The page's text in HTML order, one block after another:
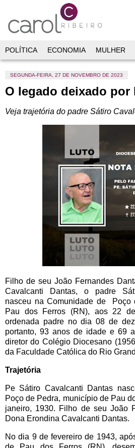
POLÍTICA ECONOMIA MULHER
SEGUNDA-FEIRA, 27 DE NOVEMBRO DE 2023
O legado deixado por
Veja trajetória do padre Sátiro
Filho de seu João Fernandes
Cavalcanti Dantas, o padre
nasceu na Comunidade de Poço
Pau dos Ferros (RN), aos 22
ordenada padre no dia 08 de
portanto, 93 anos de idade e 69
diretor do Colégio Diocesano
da Faculdade Católica do Rio
Trajetória
Pe Sátiro Cavalcanti Dantas
Poço de Pedra, município de Pau
janeiro, 1930. Filho de seu João
Dona Erondina Cavalcanti Dantas.
No dia 9 de fevereiro de 1943,